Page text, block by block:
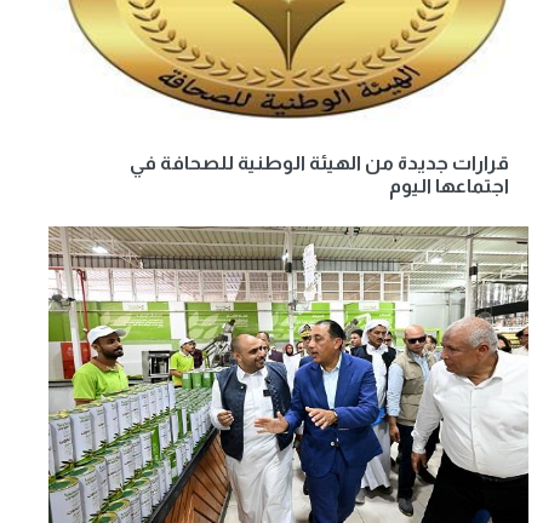
قرارات جديدة من الهيئة الوطنية للصحافة في
اجتماعها اليوم